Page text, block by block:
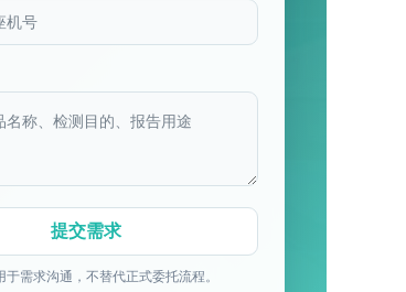
于需求沟通，不替代正式委托流程。